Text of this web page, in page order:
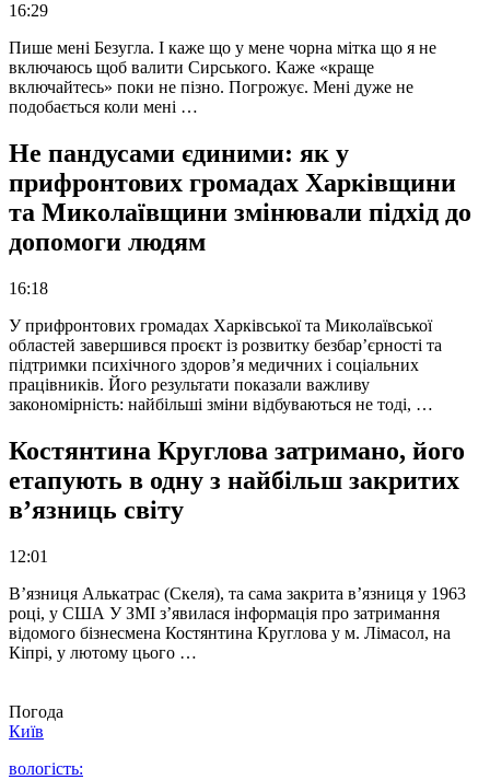
16:29
Пише мені Безугла. І каже що у мене чорна мітка що я не
включаюсь щоб валити Сирського. Каже «краще
включайтесь» поки не пізно. Погрожує. Мені дуже не
подобається коли мені …
Не пандусами єдиними: як у
прифронтових громадах Харківщини
та Миколаївщини змінювали підхід до
допомоги людям
16:18
У прифронтових громадах Харківської та Миколаївської
областей завершився проєкт із розвитку безбар’єрності та
підтримки психічного здоров’я медичних і соціальних
працівників. Його результати показали важливу
закономірність: найбільші зміни відбуваються не тоді, …
Костянтина Круглова затримано, його
етапують в одну з найбільш закритих
в’язниць світу
12:01
В’язниця Алькатрас (Скеля), та сама закрита в’язниця у 1963
році, у США У ЗМІ з’явилася інформація про затримання
відомого бізнесмена Костянтина Круглова у м. Лімасол, на
Кіпрі, у лютому цього …
Погода
Київ
вологість: